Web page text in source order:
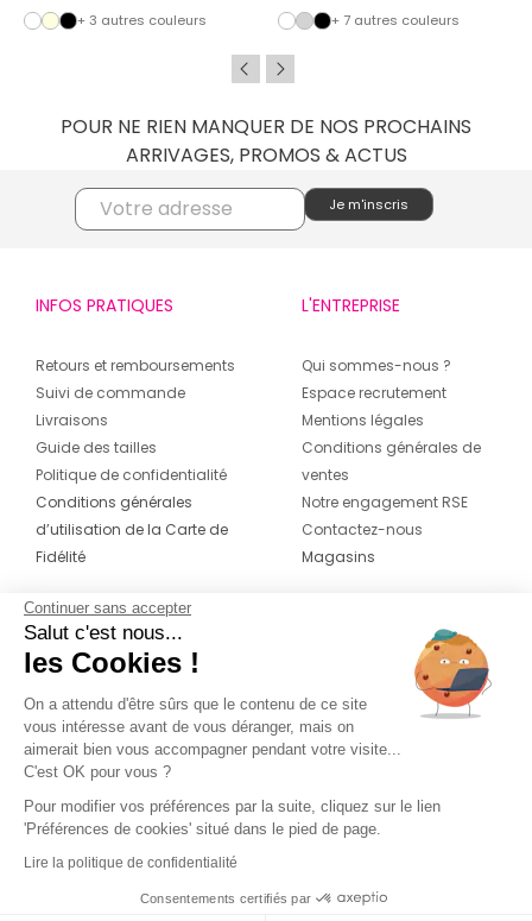
+ 3 autres couleurs
+ 7 autres couleurs
POUR NE RIEN MANQUER DE NOS PROCHAINS
ARRIVAGES, PROMOS & ACTUS
INFOS PRATIQUES
Retours et remboursements
Suivi de commande
Livraisons
Guide des tailles
Politique de confidentialité
Conditions générales
d’utilisation de la Carte de
Fidélité
L'ENTREPRISE
Qui sommes-nous ?
Espace recrutement
Mentions légales
Conditions générales de
ventes
Notre engagement RSE
Contactez-nous
Magasins
CONTACT
04 42 20 78 42
Du lundi au jeudi de 8h30 à 16h30 & le
vendredi de 8h30 à 15h30
Continuer sans accepter
Salut c'est nous...
les Cookies !
On a attendu d'être sûrs que le contenu de ce site
vous intéresse avant de vous déranger, mais on
aimerait bien vous accompagner pendant votre visite...
C'est OK pour vous ?
Pour modifier vos préférences par la suite, cliquez sur le lien
'Préférences de cookies' situé dans le pied de page.
Lire la politique de confidentialité
Consentements certifiés par